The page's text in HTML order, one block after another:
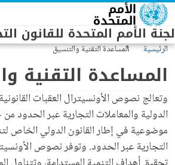
Skip to main content
لجنة الأمم المتحدة للقانون
الرئيسية المساعدة التقنية والتنسيق
المساعدة التقنية
وتعالج نصوص الأونسيترال العقبات
الدولية والمعاملات التجارية عبر الحدود
موضوعية في إطار القانون الدولي الخاص
التجارية عبر الحدود. وتوفر نصوص